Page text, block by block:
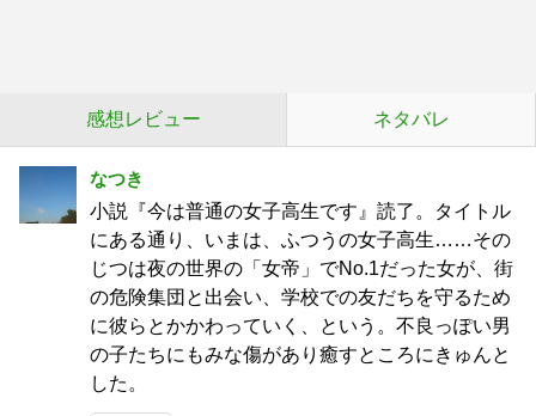
感想レビュー ネタバレ
なつき
小説『今は普通の女子高生です』読了。タイトル
にある通り、いまは、ふつうの女子高生……その
じつは夜の世界の「女帝」でNo.1だった女が、街
の危険集団と出会い、学校での友だちを守るため
に彼らとかかわっていく、という。不良っぽい男
の子たちにもみな傷があり癒すところにきゅんと
した。